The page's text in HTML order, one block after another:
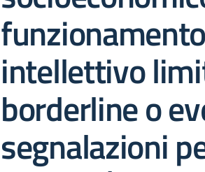
funzionamento
intellettivo
borderline o
segnalazioni